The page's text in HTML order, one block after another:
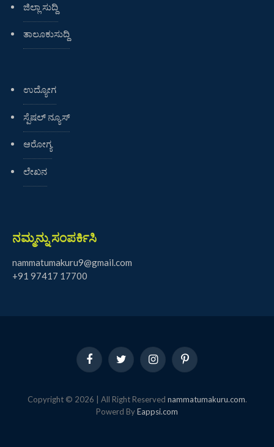
ಜಿಲ್ಲಾ ಸುದ್ದಿ
ತಾಲೂಕುಸುದ್ದಿ
ಉದ್ಯೋಗ
ಸ್ಪೆಷಲ್ ನ್ಯೂಸ್
ಆರೋಗ್ಯ
ಲೇಖನ
ನಮ್ಮನ್ನು ಸಂಪರ್ಕಿಸಿ
nammatumakuru9@gmail.com
+91 97417 17700
FacebookTwitter InstagramPinterest
Copyright © 2026 | All Right Reserved nammatumakuru.com.
Powerd ByEappsi.com